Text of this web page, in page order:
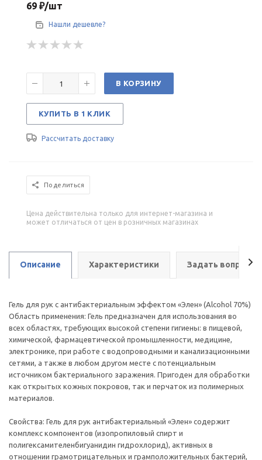
69 ₽/шт
Нашли дешевле?
В КОРЗИНУ
КУПИТЬ В 1 КЛИК
Рассчитать доставку
Поделиться
Цена действительна только для интернет-магазина и
может отличаться от цен в розничных магазинах
Описание Характеристики Задать вопрос
Гель для рук с антибактериальным эффектом «Элен» (Аlcohol 70%)
Область применения: Гель предназначен для использования во
всех областях, требующих высокой степени гигиены: в пищевой,
химической, фармацевтической промышленности, медицине,
электронике, при работе с водопроводными и канализационными
сетями, а также в любом другом месте с потенциальным
источником бактериального заражения. Пригоден для обработки
как открытых кожных покровов, так и перчаток из полимерных
материалов.
Свойства: Гель для рук антибактериальный «Элен» содержит
комплекс компонентов (изопропиловый спирт и
полигексамителенбигуанидин гидрохлорид), активных в
отношении грамотрицательных и грамположительных бактерий,